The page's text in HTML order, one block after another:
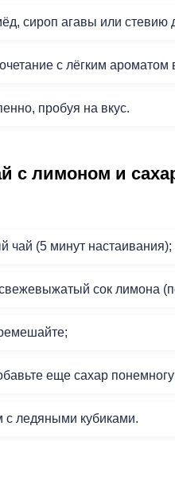
сироп агавы или стевию
с лёгким ароматом
пробуя на вкус.
с лимоном и
чай (5 минут настаивания);
сок лимона
еще сахар
с ледяными кубиками.